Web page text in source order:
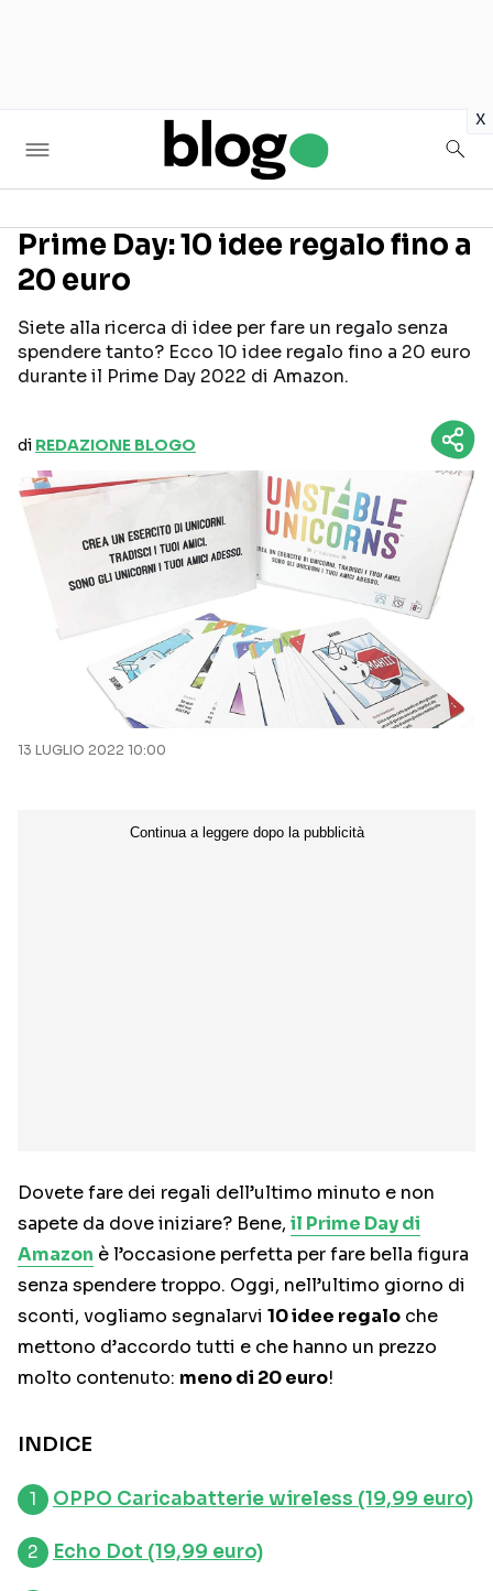
x
Prime Day: 10 idee regalo fino a
20 euro
Siete alla ricerca di idee per fare un regalo senza
spendere tanto? Ecco 10 idee regalo fino a 20 euro
durante il Prime Day 2022 di Amazon.
di REDAZIONE BLOGO
13 LUGLIO 2022 10:00
Dovete fare dei regali dell’ultimo minuto e non
sapete da dove iniziare? Bene, il Prime Day di
Amazon è l’occasione perfetta per fare bella figura
senza spendere troppo. Oggi, nell’ultimo giorno di
sconti, vogliamo segnalarvi 10 idee regalo che
mettono d’accordo tutti e che hanno un prezzo
molto contenuto: meno di 20 euro!
INDICE
OPPO Caricabatterie wireless (19,99 euro)
Echo Dot (19,99 euro)